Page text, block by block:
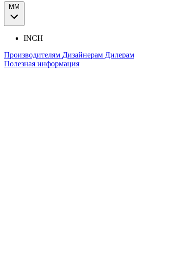
ММ
INCH
Производителям Дизайнерам Дилерам
Полезная информация